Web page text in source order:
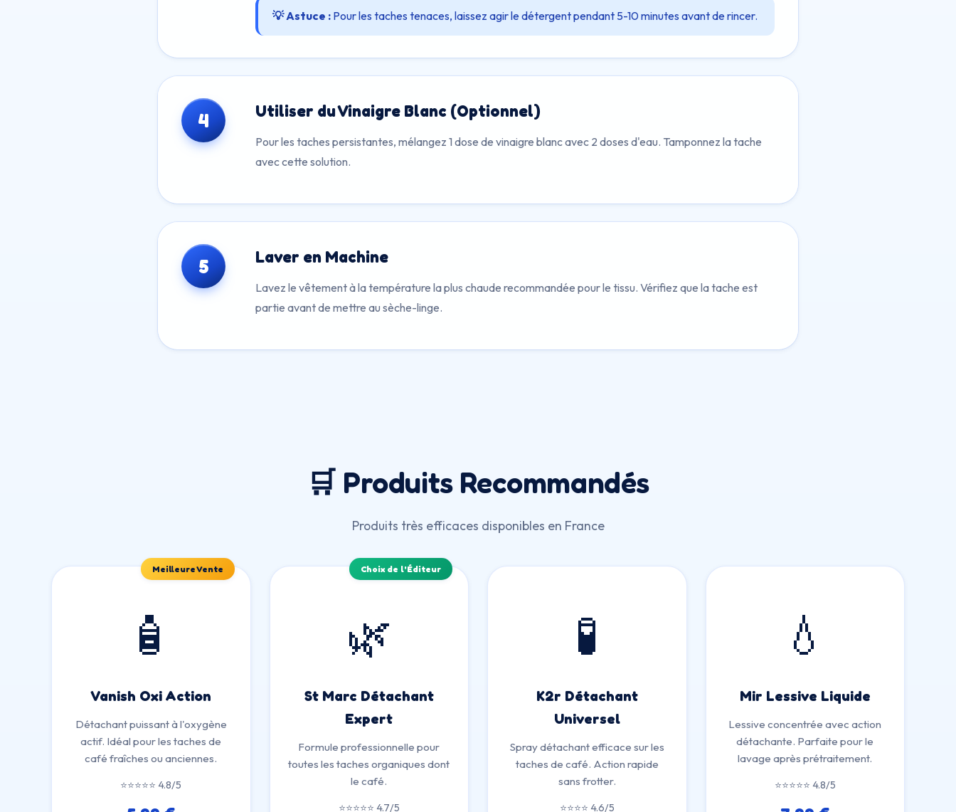
💡 Astuce : Pour les taches tenaces, laissez agir le détergent pendant 5-10 minutes avant de rincer.
4 Utiliser du Vinaigre Blanc (Optionnel)
Pour les taches persistantes, mélangez 1 dose de vinaigre blanc avec 2 doses d'eau. Tamponnez la tache
avec cette solution.
5 Laver en Machine
Lavez le vêtement à la température la plus chaude recommandée pour le tissu. Vérifiez que la tache est
partie avant de mettre au sèche-linge.
🛒 Produits Recommandés
Produits très efficaces disponibles en France
Meilleure Vente
🧴
Vanish Oxi Action
Détachant puissant à l'oxygène
actif. Idéal pour les taches de
café fraîches ou anciennes.
⭐⭐⭐⭐⭐ 4.8/5
Choix de l'Éditeur
🌿
St Marc Détachant
Expert
Formule professionnelle pour
toutes les taches organiques dont
le café.
⭐⭐⭐⭐⭐ 4.7/5
🧪
K2r Détachant
Universel
Spray détachant efficace sur les
taches de café. Action rapide
sans frotter.
⭐⭐⭐⭐ 4.6/5
💧
Mir Lessive Liquide
Lessive concentrée avec action
détachante. Parfaite pour le
lavage après prétraitement.
⭐⭐⭐⭐⭐ 4.8/5